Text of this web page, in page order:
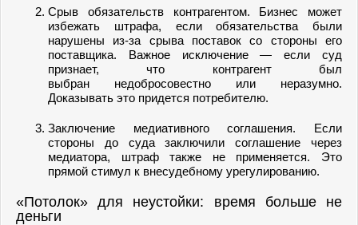
Срыв обязательств контрагентом. Бизнес может
избежать штрафа, если обязательства были
нарушены из-за срыва поставок со стороны его
поставщика. Важное исключение — если суд
признает, что контрагент был
выбран недобросовестно или неразумно.
Доказывать это придется потребителю.
Заключение медиативного соглашения. Если
стороны до суда заключили соглашение через
медиатора, штраф также не применяется. Это
прямой стимул к внесудебному урегулированию.
«Потолок» для неустойки: время больше не
деньги